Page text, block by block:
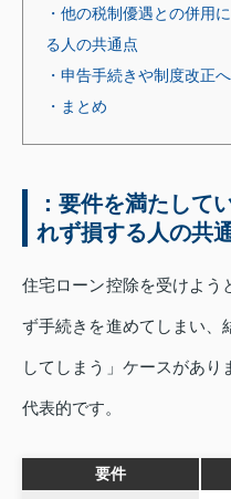
・他の税制優遇との併用
る人の共通点
・申告手続きや制度改正
・まとめ
：要件を満たして
れず損する人の共
住宅ローン控除を受けよう
ず手続きを進めてしまい、
してしまう」ケースがあ
代表的です。
要件